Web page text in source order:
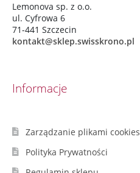
Lemonova sp. z o.o.
ul. Cyfrowa 6
71-441 Szczecin
kontakt@sklep.swisskrono.pl
Informacje
Zarządzanie plikami cookies
Polityka Prywatności